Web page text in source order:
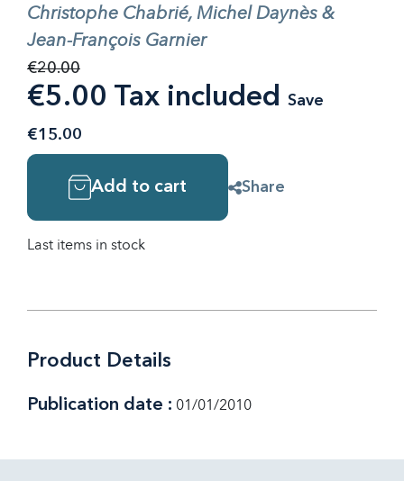
Christophe Chabrié, Michel Daynès &
Jean-François Garnier
€20.00
€5.00 Tax included Save
€15.00
Add to cart Share
Last items in stock
Product Details
Publication date : 01/01/2010